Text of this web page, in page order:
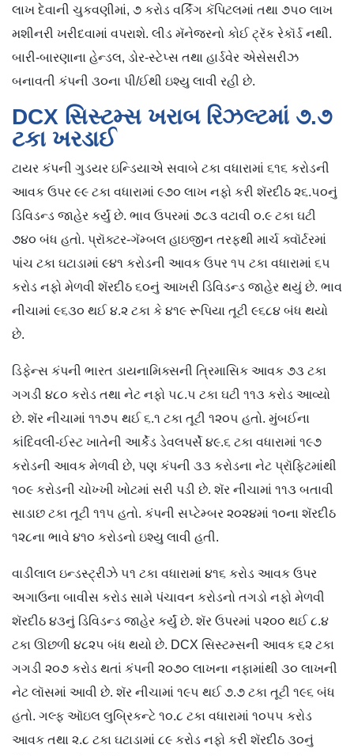
લાખ દેવાની ચુકવણીમાં, ૭ કરોડ વર્કિંગ કૅપિટલમાં તથા ૭૫૦ લાખ
મશીનરી ખરીદવામાં વપરાશે. લીડ મૅનેજરનો કોઈ ટ્રૅક રેકૉર્ડ નથી.
બારી-બારણાના હેન્ડલ, ડોર-સ્ટેપ્સ તથા હાર્ડવેર એસેસરીઝ
બનાવતી કંપની ૩૦ના પી/ઈથી ઇશ્યુ લાવી રહી છે.
DCX સિસ્ટમ્સ ખરાબ રિઝલ્ટમાં ૭.૭
ટકા ખરડાઈ
ટાયર કંપની ગુડયર ઇન્ડિયાએ સવાબે ટકા વધારામાં ૬૧૬ કરોડની
આવક ઉપર ૯૯ ટકા વધારામાં ૯૭૦ લાખ નફો કરી શૅરદીઠ ૨૬.૫૦નું
ડિવિડન્ડ જાહેર કર્યું છે. ભાવ ઉપરમાં ૭૮૩ વટાવી ૦.૯ ટકા ઘટી
૭૪૦ બંધ હતો. પ્રૉક્ટર-ગૅમ્બલ હાઇજીન તરફથી માર્ચ ક્વૉર્ટરમાં
પાંચ ટકા ઘટાડામાં ૯૪૧ કરોડની આવક ઉપર ૧૫ ટકા વધારામાં ૬૫
કરોડ નફો મેળવી શૅરદીઠ ૬૦નું આખરી ડિવિડન્ડ જાહેર થયું છે. ભાવ
નીચામાં ૯૬૩૦ થઈ ૪.૨ ટકા કે ૪૧૯ રૂપિયા તૂટી ૯૬૮૪ બંધ થયો
છે.
ડિફેન્સ કંપની ભારત ડાયનામિક્સની ત્રિમાસિક આવક ૭૩ ટકા
ગગડી ૪૮૦ કરોડ તથા નેટ નફો ૫૮.૫ ટકા ઘટી ૧૧૩ કરોડ આવ્યો
છે. શૅર નીચામાં ૧૧૭૫ થઈ ૬.૧ ટકા તૂટી ૧૨૦૫ હતો. મુંબઈના
કાંદિવલી-ઈસ્ટ ખાતેની આર્કેડ ડેવલપર્સે ૪૯.૬ ટકા વધારામાં ૧૯૭
કરોડની આવક મેળવી છે, પણ કંપની ૩૩ કરોડના નેટ પ્રૉફિટમાંથી
૧૦૯ કરોડની ચોખ્ખી ખોટમાં સરી પડી છે. શૅર નીચામાં ૧૧૩ બતાવી
સાડાછ ટકા તૂટી ૧૧૫ હતો. કંપની સપ્ટેમ્બર ૨૦૨૪માં ૧૦ના શૅરદીઠ
૧૨૮ના ભાવે ૪૧૦ કરોડનો ઇશ્યુ લાવી હતી.
વાડીલાલ ઇન્ડસ્ટ્રીઝે ૫૧ ટકા વધારામાં ૪૧૬ કરોડ આવક ઉપર
અગાઉના બાવીસ કરોડ સામે પંચાવન કરોડનો તગડો નફો મેળવી
શૅરદીઠ ૪૩નું ડિવિડન્ડ જાહેર કર્યું છે. શૅર ઉપરમાં ૫૨૦૦ થઈ ૮.૪
ટકા ઊછળી ૪૮૨૫ બંધ થયો છે. DCX સિસ્ટમ્સની આવક ૬૨ ટકા
ગગડી ૨૦૭ કરોડ થતાં કંપની ૨૦૭૦ લાખના નફામાંથી ૩૦ લાખની
નેટ લૉસમાં આવી છે. શૅર નીચામાં ૧૯૫ થઈ ૭.૭ ટકા તૂટી ૧૯૬ બંધ
હતો. ગલ્ફ ઑઇલ લુબ્રિકન્ટે ૧૦.૮ ટકા વધારામાં ૧૦૫૫ કરોડ
આવક તથા ૨.૮ ટકા ઘટાડામાં ૮૯ કરોડ નફો કરી શૅરદીઠ ૩૦નું